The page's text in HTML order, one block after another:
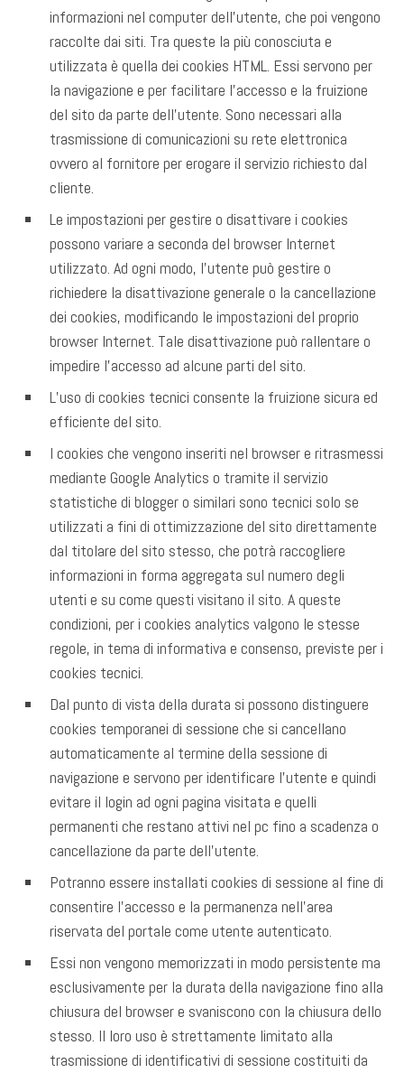
informazioni nel computer dell’utente, che poi vengono
raccolte dai siti. Tra queste la più conosciuta e
utilizzata è quella dei cookies HTML. Essi servono per
la navigazione e per facilitare l’accesso e la fruizione
del sito da parte dell’utente. Sono necessari alla
trasmissione di comunicazioni su rete elettronica
ovvero al fornitore per erogare il servizio richiesto dal
cliente.
Le impostazioni per gestire o disattivare i cookies
possono variare a seconda del browser Internet
utilizzato. Ad ogni modo, l’utente può gestire o
richiedere la disattivazione generale o la cancellazione
dei cookies, modificando le impostazioni del proprio
browser Internet. Tale disattivazione può rallentare o
impedire l’accesso ad alcune parti del sito.
L’uso di cookies tecnici consente la fruizione sicura ed
efficiente del sito.
I cookies che vengono inseriti nel browser e ritrasmessi
mediante Google Analytics o tramite il servizio
statistiche di blogger o similari sono tecnici solo se
utilizzati a fini di ottimizzazione del sito direttamente
dal titolare del sito stesso, che potrà raccogliere
informazioni in forma aggregata sul numero degli
utenti e su come questi visitano il sito. A queste
condizioni, per i cookies analytics valgono le stesse
regole, in tema di informativa e consenso, previste per i
cookies tecnici.
Dal punto di vista della durata si possono distinguere
cookies temporanei di sessione che si cancellano
automaticamente al termine della sessione di
navigazione e servono per identificare l’utente e quindi
evitare il login ad ogni pagina visitata e quelli
permanenti che restano attivi nel pc fino a scadenza o
cancellazione da parte dell’utente.
Potranno essere installati cookies di sessione al fine di
consentire l’accesso e la permanenza nell’area
riservata del portale come utente autenticato.
Essi non vengono memorizzati in modo persistente ma
esclusivamente per la durata della navigazione fino alla
chiusura del browser e svaniscono con la chiusura dello
stesso. Il loro uso è strettamente limitato alla
trasmissione di identificativi di sessione costituiti da